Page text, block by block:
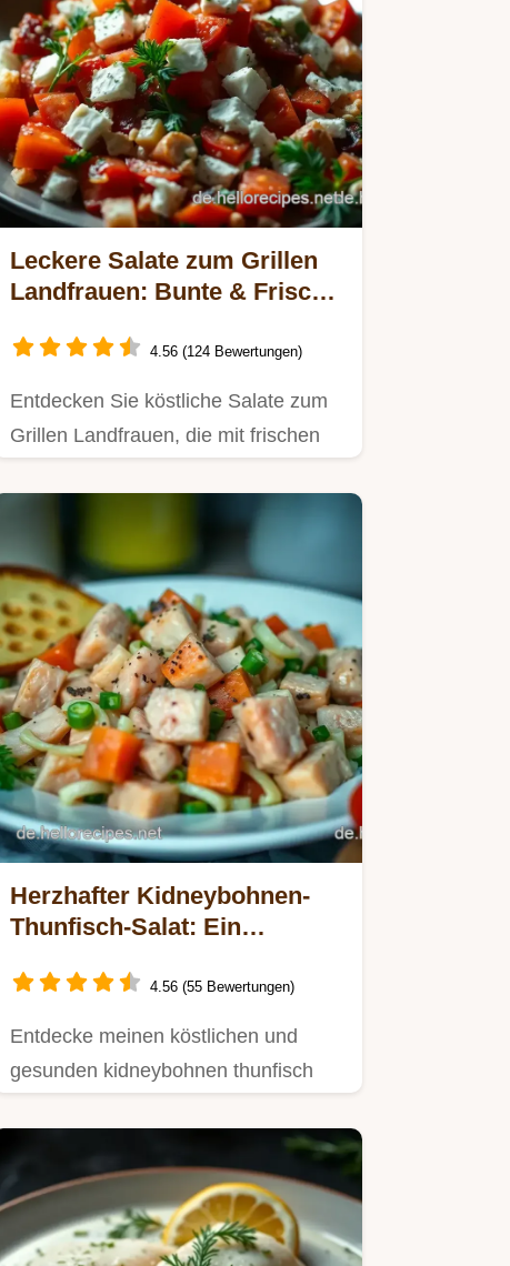
Leckere Salate zum Grillen
Landfrauen: Bunte & Frische
4.56 (124 Bewertungen)
Entdecken Sie köstliche Salate zum
Grillen Landfrauen, die mit frischen
Herzhafter Kidneybohnen-
Thunfisch-Salat: Ein
jeden Tag
4.56 (55 Bewertungen)
Entdecke meinen köstlichen und
gesunden kidneybohnen thunfisch